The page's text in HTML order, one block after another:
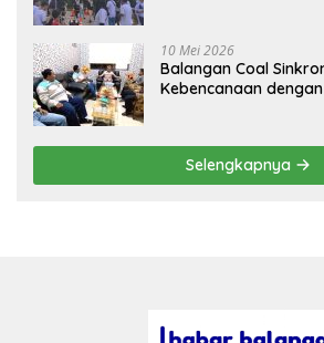
10 Mei 2026
Balangan Coal
Kebencanaan dengan
Selengkapnya